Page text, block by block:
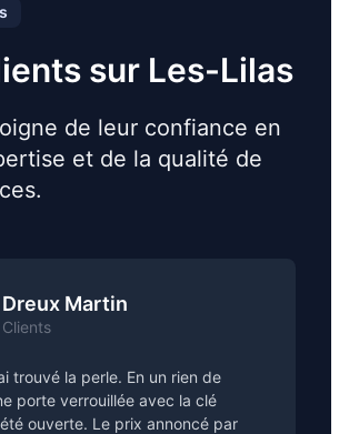
sur Les-Lilas
de leur confiance en
et de la qualité de
Dreux Martin
Clients
trouvé la perle. En un rien de
porte verrouillée avec la clé
ouverte. Le prix annoncé par